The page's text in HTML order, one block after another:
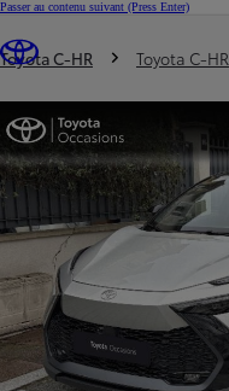
Passer au contenu suivant (Press Enter)
Trouvez un partenaire Toyota
Vous êtes ici
Toyota C-HR Toyota C-HR